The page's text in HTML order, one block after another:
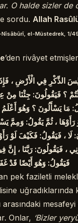
O halde sizler de
sordu. Allah
el-Müstedrek, 1/
’den rivâyet
الذِّكْرِ فِي الْأَرْضِ ،
؟ فَيَقُولُونَ: جِئْنَا
مَا يَسْأَلُونَ ؟ وَهُوَ
، ثُمَّ يَقُولُ: وَمِمَّ
لَا ، فَيَقُولُ: فَكَيْفَ لَوْ
، فَيَقُولُونَ: رَبَّنَا ،
فَيَقُولُ: وَهُوَ أَيْضًا قَدْ
pek faziletli
Onlar, ‘Bizler